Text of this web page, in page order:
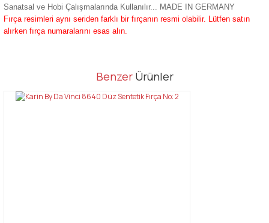
Sanatsal ve Hobi Çalışmalarında Kullanılır... MADE IN GERMANY
Fırça resimleri aynı seriden farklı bir fırçanın resmi olabilir. Lütfen satın
alırken fırça numaralarını esas alın.
Bu ürüne ilk yorumu siz yapın!
Bu ürünün fiyat bilgisi, resim, ürün açıklamalarında ve diğer
tarafımıza iletebilirsiniz.
Benzer Ürünler